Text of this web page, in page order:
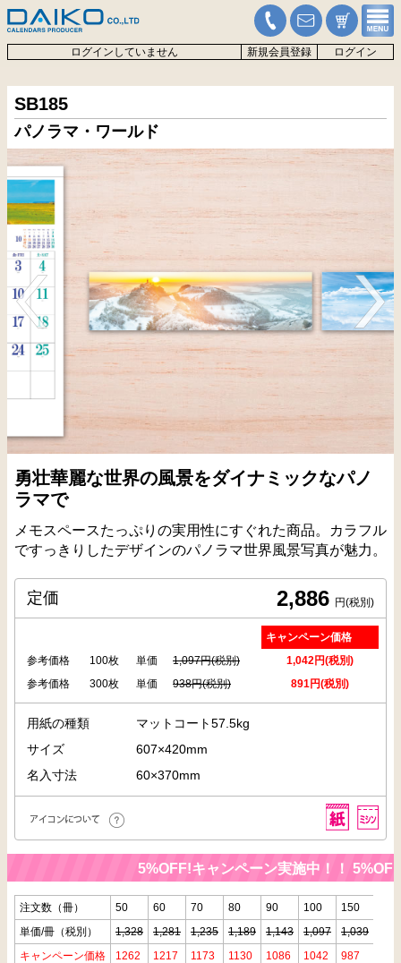
ログインしていません 新規会員登録 ログイン
SB185
パノラマ・ワールド
勇壮華麗な世界の風景をダイナミックなパノ
ラマで
メモスペースたっぷりの実用性にすぐれた商品。カラフル
ですっきりしたデザインのパノラマ世界風景写真が魅力。
定価 2,886 円(税別)
キャンペーン価格
参考価格
100枚 単価 1,097円(税別)
1,042円(税別)
参考価格
300枚 単価 938円(税別) 891円(税別)
用紙の種類
マットコート57.5kg
サイズ
607×420mm
名入寸法
60×370mm
5%OFF!キャンペーン実施中！！5%OFF!
注文数（冊） 50 60 70 80 90 100 150
単価/冊（税別）
1,328 1,281 1,235 1,189 1,143 1,097 1,039
キャンペーン価格
1262 1217 1173 1130 1086 1042 987